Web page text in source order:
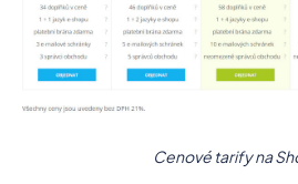
Cenové tarify na